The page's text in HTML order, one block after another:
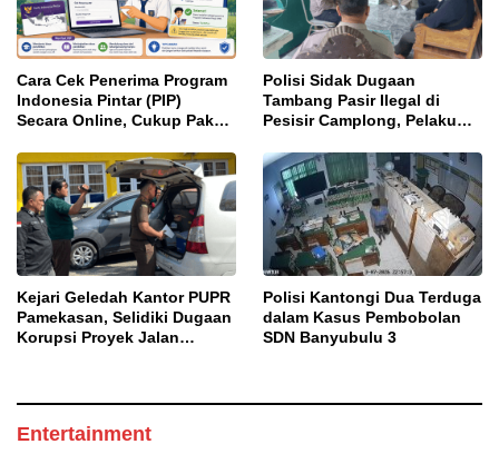
Cara Cek Penerima Program
Indonesia Pintar (PIP)
Secara Online, Cukup Pakai
Polisi Sidak Dugaan
Tambang Pasir Ilegal di
Pesisir Camplong, Pelaku
Kejari Geledah Kantor PUPR
Pamekasan, Selidiki Dugaan
Korupsi Proyek Jalan
Polisi Kantongi Dua Terduga
dalam Kasus Pembobolan
SDN Banyubulu 3
Entertainment